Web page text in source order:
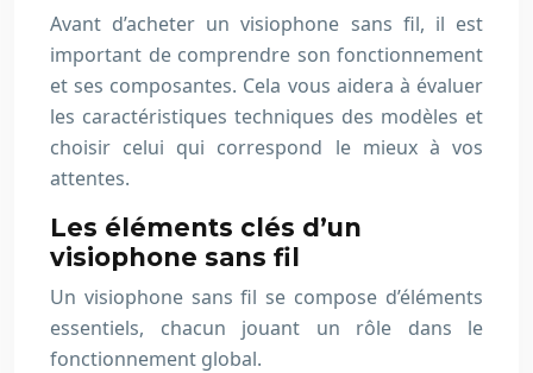
Avant d’acheter un visiophone sans fil, il est
important de comprendre son fonctionnement
et ses composantes. Cela vous aidera à évaluer
les caractéristiques techniques des modèles et
choisir celui qui correspond le mieux à vos
attentes.
Les éléments clés d’un
visiophone sans fil
Un visiophone sans fil se compose d’éléments
essentiels, chacun jouant un rôle dans le
fonctionnement global.